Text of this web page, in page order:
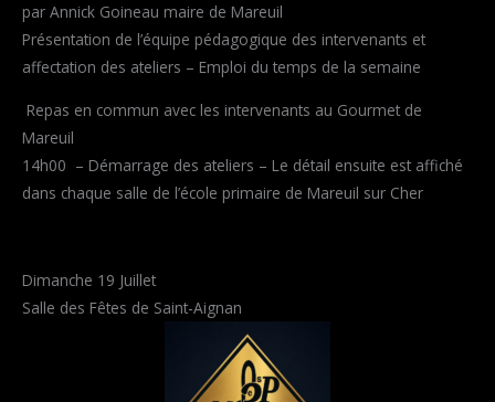
par Annick Goineau maire de Mareuil
Présentation de l’équipe pédagogique des intervenants et
affectation des ateliers – Emploi du temps de la semaine
Repas en commun avec les intervenants au Gourmet de
Mareuil
14h00 – Démarrage des ateliers – Le détail ensuite est affiché
dans chaque salle de l’école primaire de Mareuil sur Cher
Dimanche 19 Juillet
Salle des Fêtes de Saint-Aignan